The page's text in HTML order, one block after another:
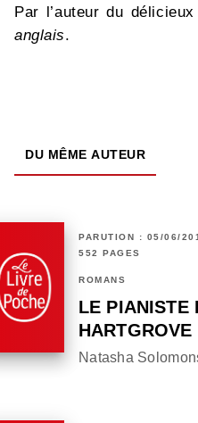
Par l’auteur du délicieux
anglais.
DU MÊME AUTEUR
PARUTION : 05/06/
552 PAGES
ROMANS
LE PIANISTE
Natasha